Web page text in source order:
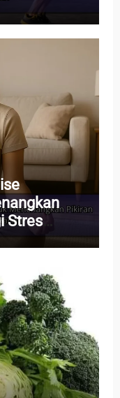
Stres